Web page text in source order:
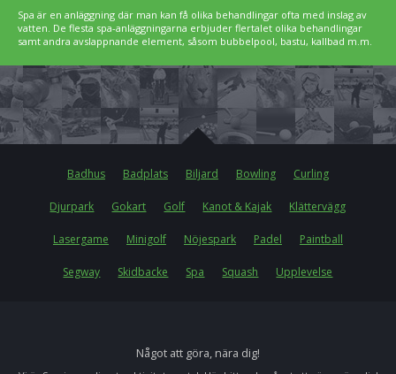
Spa är en anläggning där man kan få olika behandlingar ofta med inslag av
vatten. De flesta spa-anläggningarna erbjuder flertalet olika behandlingar
samt andra avslappnande element, såsom bubbelpool, bastu, kallbad m.m.
Badhus Badplats Biljard Bowling Curling
Djurpark Gokart Golf Kanot & Kajak Klättervägg
Lasergame Minigolf Nöjespark Padel Paintball
Segway Skidbacke Spa Squash Upplevelse
Något att göra, nära dig!